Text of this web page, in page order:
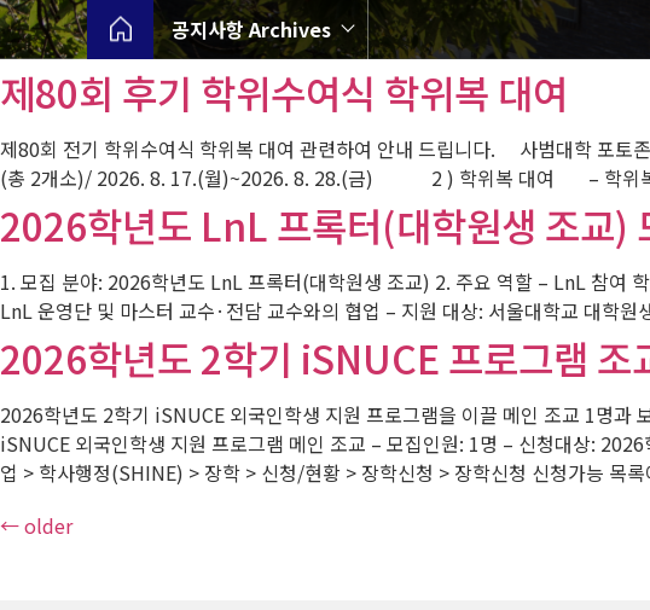
공지사항 Archives
제80회 후기 학위수여식 학위복 대여
제80회 전기 학위수여식 학위복 대여 관련하여 안내 드립니다. 사범대학 포
(총 2개소)/ 2026. 8. 17.(월)~2026. 8. 28.(금) 2 ) 학위복 대여 – 학위
2026학년도 LnL 프록터(대학원생 조교)
1. 모집 분야: 2026학년도 LnL 프록터(대학원생 조교) 2. 주요 역할 – LnL 참여
LnL 운영단 및 마스터 교수·전담 교수와의 협업 – 지원 대상: 서울대학교 대학
2026학년도 2학기 iSNUCE 프로그램 조
2026학년도 2학기 iSNUCE 외국인학생 지원 프로그램을 이끌 메인 조교 1명
iSNUCE 외국인학생 지원 프로그램 메인 조교 – 모집인원: 1명 – 신청대상:
업 > 학사행정(SHINE) > 장학 > 신청/현황 > 장학신청 > 장학신청 신청가능
←older